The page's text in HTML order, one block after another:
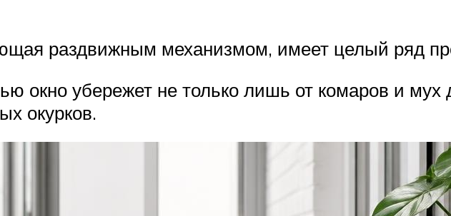
раздвижным механизмом, имеет целый ряд
окно убережет не только лишь от комаров и мух
окурков.